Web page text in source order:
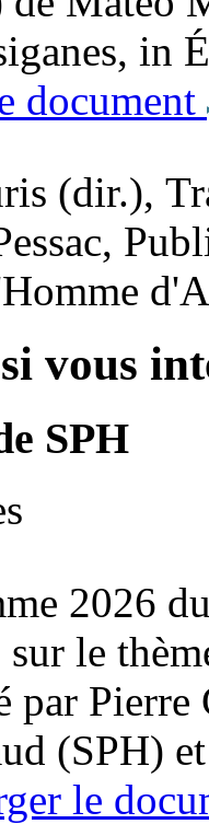
, in
document
(dir.),
vous
SPH
2026
le
par
(SPH)
le